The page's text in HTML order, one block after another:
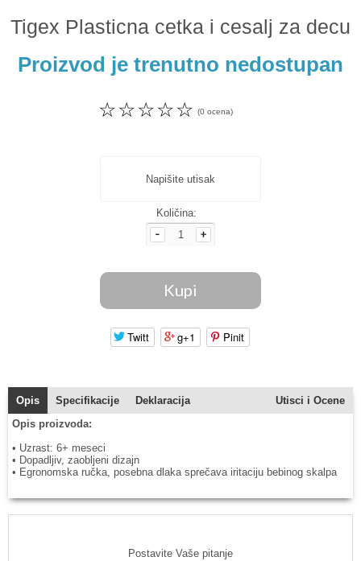
Tigex Plasticna cetka i cesalj za decu
Proizvod je trenutno nedostupan
☆
☆
☆
☆
☆ (0 ocena)
Napišite utisak
Količina:
Twitt g+1 Pinit
Opis Specifikacije Deklaracija
Utisci i Ocene
Opis proizvoda:
• Uzrast: 6+ meseci
• Dopadljiv, zaobljeni dizajn
• Egronomska ručka, posebna dlaka sprečava iritaciju bebinog skalpa
Postavite Vaše pitanje